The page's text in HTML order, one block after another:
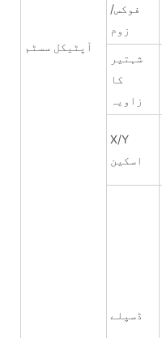
آپٹیکل سسٹم
فوکس/
زوم
شہتیر
کا
زاویہ
X/Y
اسکین
ڈسپلے